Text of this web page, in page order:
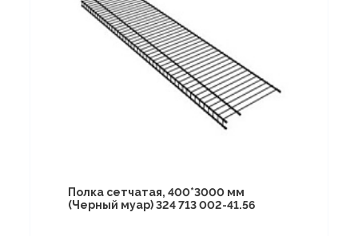
Полка сетчатая, 400*3000 мм
(Черный муар) 324 713 002-41.56